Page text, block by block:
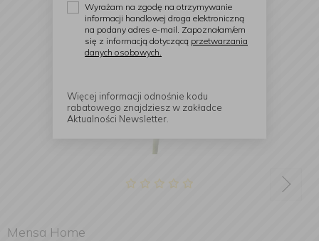
Mensa Home
Wyrażam na zgodę na otrzymywanie
informacji handlowej droga elektroniczną
na podany adres e-mail. Zapoznałam/em
się z informacją dotyczącą przetwarzania
danych osobowych.
Więcej informacji odnośnie kodu
rabatowego znajdziesz w zakładce
Aktualności Newsletter.